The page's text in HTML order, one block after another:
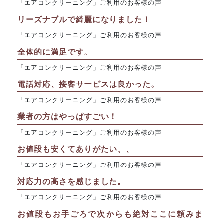
「エアコンクリーニング」ご利用のお客様の声
リーズナブルで綺麗になりました！
「エアコンクリーニング」ご利用のお客様の声
全体的に満足です。
「エアコンクリーニング」ご利用のお客様の声
電話対応、接客サービスは良かった。
「エアコンクリーニング」ご利用のお客様の声
業者の方はやっぱすごい！
「エアコンクリーニング」ご利用のお客様の声
お値段も安くてありがたい、、
「エアコンクリーニング」ご利用のお客様の声
対応力の高さを感じました。
「エアコンクリーニング」ご利用のお客様の声
お値段もお手ごろで次からも絶対ここに頼みま